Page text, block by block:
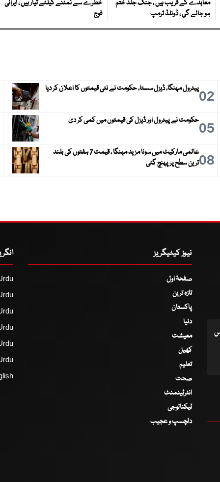
معاہدے کے قریب ہیں ، جنگ جلد ختم
ہو جائے گی ، ڈونلڈ ٹرمپ
خطرے سے نمٹنے کیلئے تیار ہیں ، ایرانی
فوج
02پیٹرول مہنگا، ڈیزل سستا، حکومت نے نئی قیمتوں کا اعلان کر دیا
05حکومت نے پیٹرول اور ڈیزل کی قیمتوں میں کمی کر دی
08
عالمی مارکیٹ میں سونا مزید مہنگا ، قیمت 7 ہفتوں کی بلند
ترین سطح پر پہنچ گئی
نیوز کیٹیگریز
صفحۂ اول
تازہ ترین
پاکستان
دنیا
معیشت
کھیل
تعلیم
صحت
انٹرٹینمنٹ
ٹیکنالوجی
دلچسپ و عجیب